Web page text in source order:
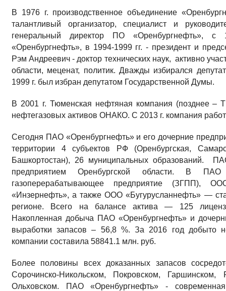
В 1976 г. производственное объединение
талантливый организатор, специалист и
генеральный директор ПО «Оренбургнефть»,
«Оренбургнефть», в 1994-1999 гг. - президент и
Рэм Андреевич - доктор технических наук, активно
области, меценат, политик. Дважды избирался
1999 г. был избран депутатом Государственной Думы.
В 2001 г. Тюменская нефтяная компания (позднее –
нефтегазовых активов ОНАКО. С 2013 г. компания
Сегодня ПАО «Оренбургнефть» и его дочерние
территории 4 субъектов РФ (Оренбургская,
Башкортостан), 26 муниципальных образований.
предприятием Оренбургской области. В ПАО
газоперерабатывающее предприятие (ЗГПП),
«Инзернефть», а также ООО «Бугурусланнефть» —
регионе. Всего на балансе актива — 125
Накопленная добыча ПАО «Оренбургнефть» и
выработки запасов – 56,8 %. За 2016 год добыто
компании составила 58841.1 млн. руб.
Более половины всех доказанных запасов
Сорочинско-Никольском, Покровском,
Ольховском. ПАО «Оренбургнефть» -